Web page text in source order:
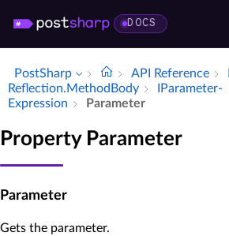
DOCS
PostSharp API Reference
Reflection.​Method­Body
IParameter­
Expression
Parameter
Property Parameter
Parameter
Gets the parameter.